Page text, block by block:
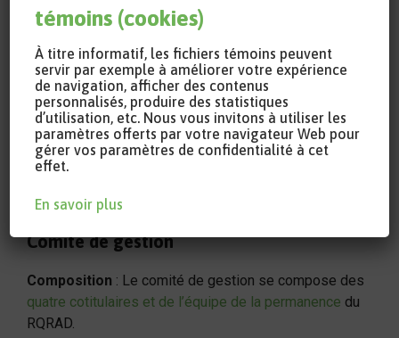
* Ces représentants.es siégeront en
alternance
Comité de gestion
Composition : Le comité de gestion se compose des
quatre cotitulaires et de l’équipe de la permanence du
RQRAD.
témoins (cookies)
À titre informatif, les fichiers témoins peuvent
servir par exemple à améliorer votre expérience
de navigation, afficher des contenus
personnalisés, produire des statistiques
d’utilisation, etc. Nous vous invitons à utiliser les
paramètres offerts par votre navigateur Web pour
gérer vos paramètres de confidentialité à cet
effet.
En savoir plus